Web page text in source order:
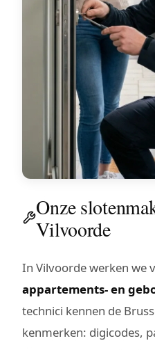
Onze
Vilvoorde
In Vilvoorde werken we
appartements- en
technici kennen de
kenmerken: digicodes,